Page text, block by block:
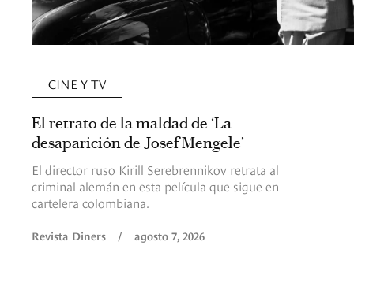
CINE Y TV
El retrato de la maldad de ‘La
desaparición de Josef Mengele’
El director ruso Kirill Serebrennikov retrata al
criminal alemán en esta película que sigue en
cartelera colombiana.
Revista Diners / agosto 7, 2026